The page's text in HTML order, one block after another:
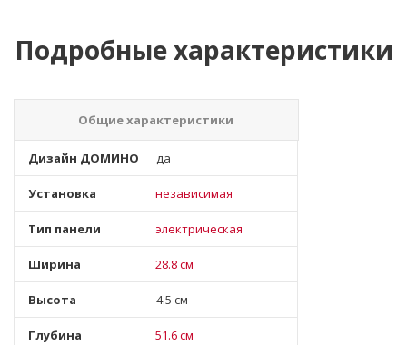
Подробные характеристики
Общие характеристики
Дизайн ДОМИНО да
Установка независимая
Тип панели электрическая
Ширина 28.8 см
Высота 4.5 см
Глубина 51.6 см